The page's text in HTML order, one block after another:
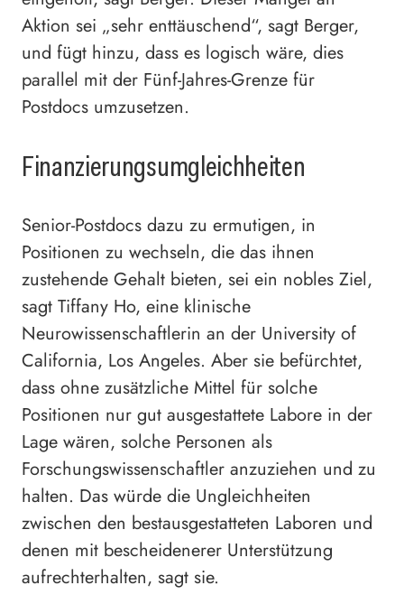
Aktion sei „sehr enttäuschend“, sagt Berger,
und fügt hinzu, dass es logisch wäre, dies
parallel mit der Fünf-Jahres-Grenze für
Postdocs umzusetzen.
Finanzierungsumgleichheiten
Senior-Postdocs dazu zu ermutigen, in
Positionen zu wechseln, die das ihnen
zustehende Gehalt bieten, sei ein nobles Ziel,
sagt Tiffany Ho, eine klinische
Neurowissenschaftlerin an der University of
California, Los Angeles. Aber sie befürchtet,
dass ohne zusätzliche Mittel für solche
Positionen nur gut ausgestattete Labore in der
Lage wären, solche Personen als
Forschungswissenschaftler anzuziehen und zu
halten. Das würde die Ungleichheiten
zwischen den bestausgestatteten Laboren und
denen mit bescheidenerer Unterstützung
aufrechterhalten, sagt sie.